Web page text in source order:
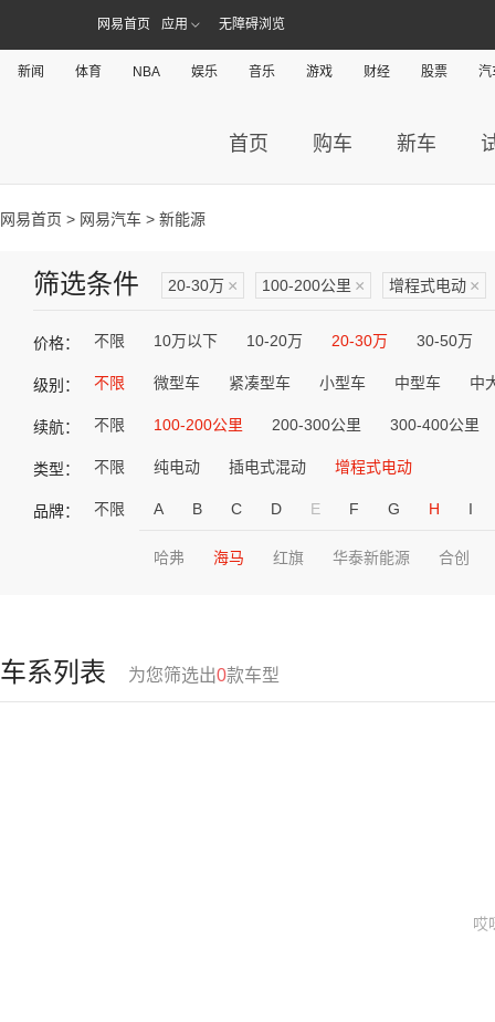
网易首页 应用 无障碍浏览
新闻 体育 NBA 娱乐 音乐 游戏 财经 股票 汽
首页 购车 新车
网易首页 > 网易汽车 > 新能源
筛选条件 20-30万 × 100-200公里 × 增程式电动 ×
价格： 不限 10万以下 10-20万 20-30万 30-50万
级别： 不限 微型车 紧凑型车 小型车 中型车 中
续航： 不限 100-200公里 200-300公里 300-400公里
类型： 不限 纯电动 插电式混动 增程式电动
品牌： 不限 A B C D E F G H I
哈弗 海马 红旗 华泰新能源 合创
车系列表 为您筛选出0款车型
哎